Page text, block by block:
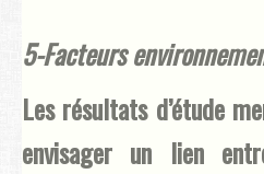
5-Facteurs
Les résultats d’étude
envisager un lien